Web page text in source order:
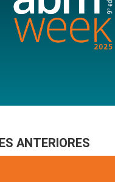
ANTERIORES